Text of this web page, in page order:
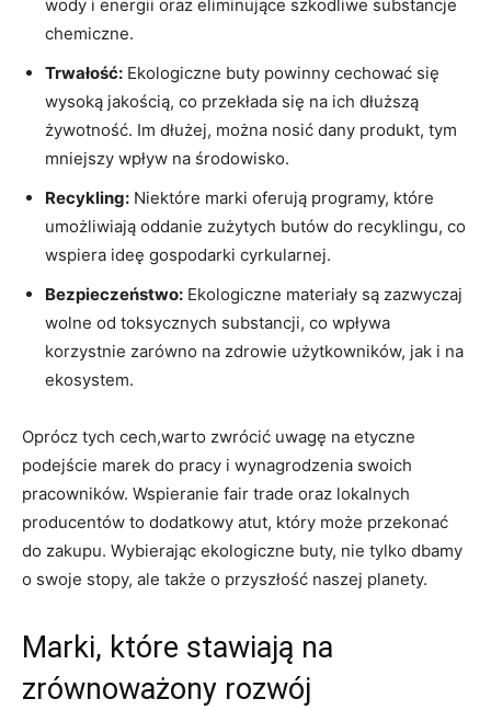
wody i energii oraz eliminujące szkodliwe substancje
chemiczne.
Trwałość: Ekologiczne buty powinny cechować się
wysoką jakością, co przekłada się na ich dłuższą
żywotność. Im dłużej, można nosić dany produkt, tym
mniejszy wpływ na środowisko.
Recykling: Niektóre marki oferują programy, które
umożliwiają oddanie zużytych butów do recyklingu, co
wspiera ideę gospodarki cyrkularnej.
Bezpieczeństwo: Ekologiczne materiały są zazwyczaj
wolne od toksycznych substancji, co wpływa
korzystnie zarówno na zdrowie użytkowników, jak i na
ekosystem.
Oprócz tych cech,warto zwrócić uwagę na etyczne
podejście marek do pracy i wynagrodzenia swoich
pracowników. Wspieranie fair trade oraz lokalnych
producentów to dodatkowy atut, który może przekonać
do zakupu. Wybierając ekologiczne buty, nie tylko dbamy
o swoje stopy, ale także o przyszłość naszej planety.
Marki, które stawiają na
zrównoważony rozwój